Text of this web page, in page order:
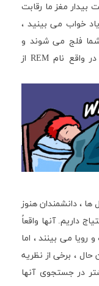
بیدار مغز ما رقابت
خواب می بینید ،
فلج می شوند و
واقع نام REMاز
، دانشمندان هنوز
داریم. آنها واقعاً
رویا می بینند ، اما
، برخی از نظریه
در جستجوی آنها